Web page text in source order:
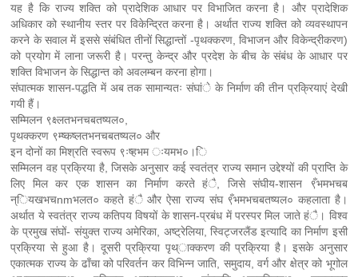
यह है कि राज्य शक्ति को प्रादेशिक आधार पर विभाजित करना है। और प्रादेशिक
अधिकार को स्थानीय स्तर पर विकेन्द्रित करना है। अर्थात राज्य शक्ति को व्यवस्थापन
करने के सवाल में इससे संबंधित तीनों सिद्धान्तों -पृथक्करण, विभाजन और विकेन्द्रीकरण)
को प्रयोग में लाना जरूरी है। परन्तु केन्द्र और प्रदेश के बीच के संबंध के आधार पर
शक्ति विभाजन के सिद्धान्त को अवलम्बन करना होगा।
संघात्मक शासन-पद्धति में अब तक सामान्यतः संघांे के निर्माण की तीन प्रक्रियाएं देखी
गयी हैं।
सम्मिलन ९क्ष्लतभनचबतष्यल०,
पृथक्करण ९म्ष्कष्लतभनचबतष्यल० और
इन दोनों का मिश्रति स्वरूप ९ःष्हभम ःयमभ०।ि
सम्मिलन वह प्रक्रिया है, जिसके अनुसार कई स्वतंत्र राज्य समान उद्देश्यों की प्राप्ति के
लिए मिल कर एक शासन का निर्माण करते हंै, जिसे संघीय-शासन ९ँभमभचब
न्ियखभचnmभलत० कहते हंै और ऐसा राज्य संघ ९ँभमभचबतष्यल० कहलाता है।
अर्थात ये स्वतंत्र राज्य कतिपय विषयों के शासन-प्रबंध में परस्पर मिल जाते हंै। विश्व
के प्रमुख संघों- संयुक्त राज्य अमेरिका, अष्ट्रेलिया, स्विट्जरलैंड इत्यादि का निर्माण इसी
प्रक्रिया से हुआ है। दूसरी प्रक्रिया पृथ्ाक्करण की प्रक्रिया है। इसके अनुसार
एकात्मक राज्य के ढाँचा को परिवर्तन कर विभिन्न जाति, समुदाय, वर्ग और क्षेत्र को भूगोल